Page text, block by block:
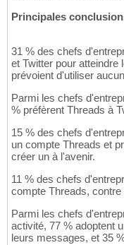
Principales
31 % des chefs
et Twitter pour atteindre
prévoient d'utiliser
Parmi les chefs
% préfèrent Threads à
15 % des chefs
un compte Threads et
créer un à l'avenir.
11 % des chefs
compte Threads,
Parmi les chefs
activité, 77 % adoptent
leurs messages, et 35